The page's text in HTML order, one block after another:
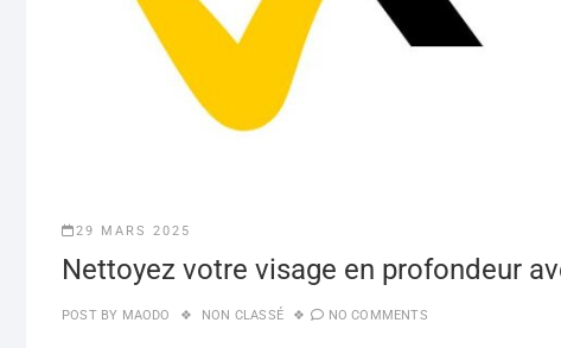
29 MARS 2025
Nettoyez votre visage en profondeur
POST BY MAODO NON CLASSÉ NO COMMENTS